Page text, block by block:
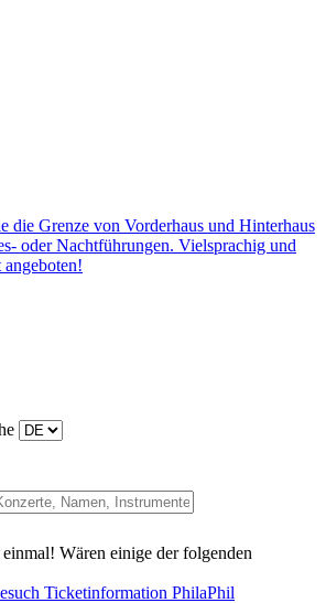
die Grenze von Vorderhaus und Hinterhaus
oder Nachtführungen. Vielsprachig und
Wären einige der folgenden
Ticketinformation PhilaPhil